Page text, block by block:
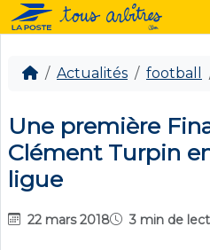
Actualités football
Une première
Clément Turpin
ligue
22 mars 2018 3 min de